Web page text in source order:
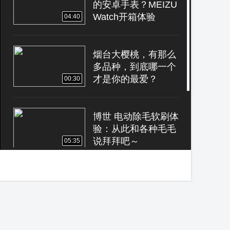
04:40
的安卓手表？MEIZU
Watch开箱体验
00:30
烟台大樱桃，有那么
多品种，到底哪一个
才是你的最爱？
05:35
博世 电动除毛软刷体
验：从此和各种毛毛
说拜拜吧～
兼职刷单尝到甜头，